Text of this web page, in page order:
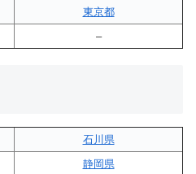
東京都
–
石川県
静岡県